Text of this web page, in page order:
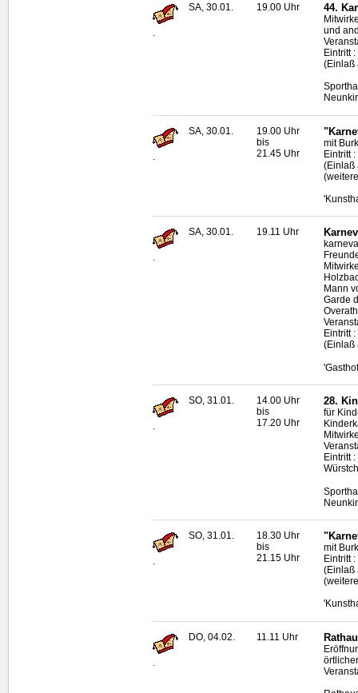
.
SA, 30.01. 19.00 Uhr 44.
und
Eintritt
(Einlaß
SA, 30.01.
19.00 Uhr
bis
21.45 Uhr
mit
Eintritt
(Einlaß
.
SA, 30.01. 19.11 Uhr
Mann
Garde
Overath
Eintritt
(Einlaß
.
SO, 31.01.
14.00 Uhr
bis
17.20 Uhr
28.
für
Eintritt
.
SO, 31.01.
18.30 Uhr
bis
21.15 Uhr
mit
Eintritt
(Einlaß
DO, 04.02. 11.11 Uhr